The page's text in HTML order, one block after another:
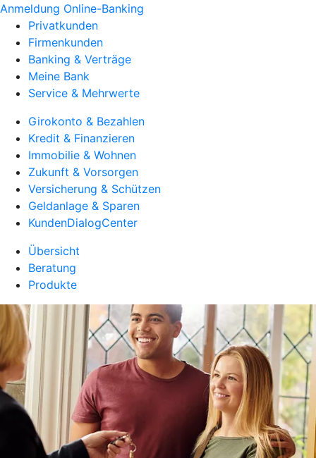
Anmeldung Online-Banking
Privatkunden
Firmenkunden
Banking & Verträge
Meine Bank
Service & Mehrwerte
Girokonto & Bezahlen
Kredit & Finanzieren
Immobilie & Wohnen
Zukunft & Vorsorgen
Versicherung & Schützen
Geldanlage & Sparen
KundenDialogCenter
Übersicht
Beratung
Produkte